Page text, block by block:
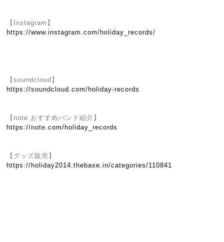
【Instagram】
https://www.instagram.com/holiday_records/
【soundcloud】
https://soundcloud.com/holiday-records
【note おすすめバンド紹介】
https://note.com/holiday_records
【グッズ販売】
https://holiday2014.thebase.in/categories/110841